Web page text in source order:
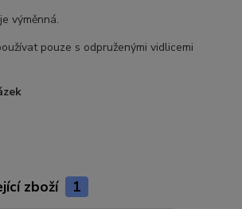
výměnná.
pouze s odpruženými vidlicemi
zboží 1